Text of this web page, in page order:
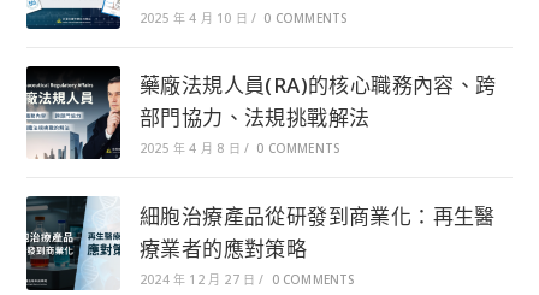
2025 年 4 月 10 日 / 0 COMMENTS
藥廠法規人員(RA)的核心職務內容、跨
部門協力、法規挑戰解法
2025 年 4 月 8 日 / 0 COMMENTS
細胞治療產品從研發到商業化：再生醫
療業者的應對策略
2024 年 12 月 27 日 / 0 COMMENTS